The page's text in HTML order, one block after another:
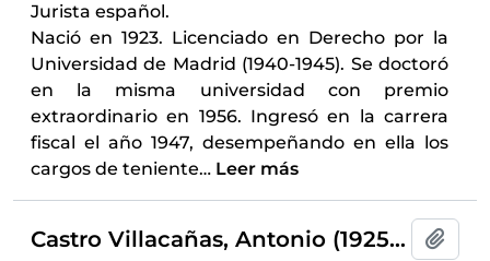
Jurista español.
Nació en 1923. Licenciado en Derecho por la
Universidad de Madrid (1940-1945). Se doctoró
en la misma universidad con premio
extraordinario en 1956. Ingresó en la carrera
fiscal el año 1947, desempeñando en ella los
cargos de teniente… Leer más
Castro Villacañas, Antonio (1925-2016)